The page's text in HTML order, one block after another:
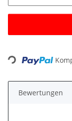
Bewertungen